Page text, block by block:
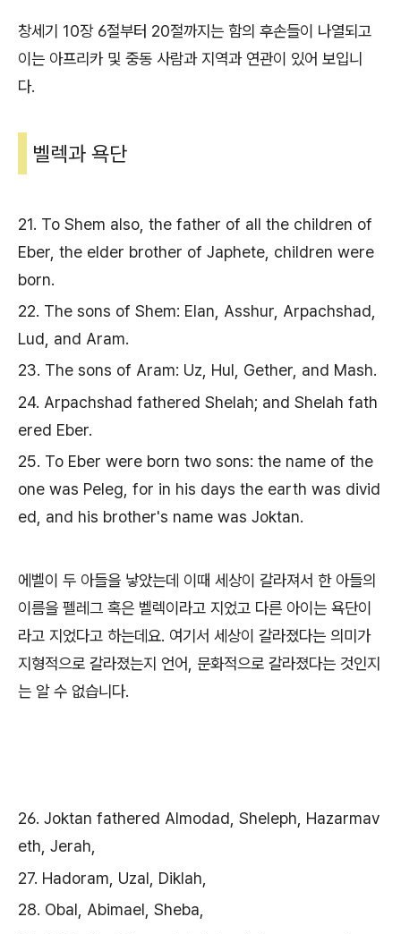
창세기 10장 6절부터 20절까지는 함의 후손들이 나열되고
이는 아프리카 및 중동 사람과 지역과 연관이 있어 보입니
다.
벨렉과 욕단
21. To Shem also, the father of all the children of
Eber, the elder brother of Japhete, children were
born.
22. The sons of Shem: Elan, Asshur, Arpachshad,
Lud, and Aram.
23. The sons of Aram: Uz, Hul, Gether, and Mash.
24. Arpachshad fathered Shelah; and Shelah fath
ered Eber.
25. To Eber were born two sons: the name of the
one was Peleg, for in his days the earth was divid
ed, and his brother's name was Joktan.
에벨이 두 아들을 낳았는데 이때 세상이 갈라져서 한 아들의
이름을 펠레그 혹은 벨렉이라고 지었고 다른 아이는 욕단이
라고 지었다고 하는데요. 여기서 세상이 갈라졌다는 의미가
지형적으로 갈라졌는지 언어, 문화적으로 갈라졌다는 것인지
는 알 수 없습니다.
26. Joktan fathered Almodad, Sheleph, Hazarmav
eth, Jerah,
27. Hadoram, Uzal, Diklah,
28. Obal, Abimael, Sheba,